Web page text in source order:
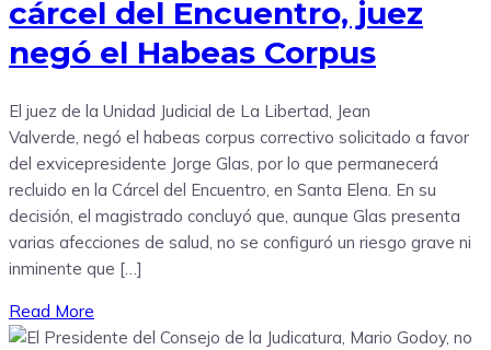
cárcel del Encuentro, juez
negó el Habeas Corpus
El juez de la Unidad Judicial de La Libertad, Jean
Valverde, negó el habeas corpus correctivo solicitado a favor
del exvicepresidente Jorge Glas, por lo que permanecerá
recluido en la Cárcel del Encuentro, en Santa Elena. En su
decisión, el magistrado concluyó que, aunque Glas presenta
varias afecciones de salud, no se configuró un riesgo grave ni
inminente que […]
Read More